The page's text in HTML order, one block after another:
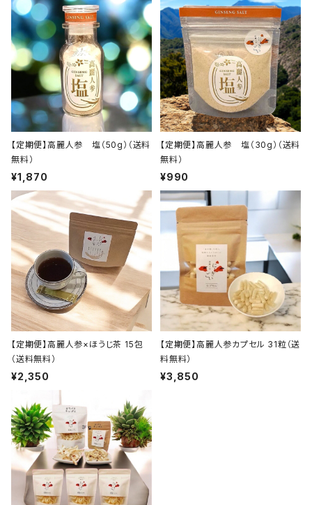
【定期便】高麗人参 塩（50g）（送料
無料）
¥1,870
【定期便】高麗人参 塩（30g）（送料
無料）
¥990
【定期便】高麗人参×ほうじ茶 15包
（送料無料）
¥2,350
【定期便】高麗人参カプセル 31粒（送
料無料）
¥3,850